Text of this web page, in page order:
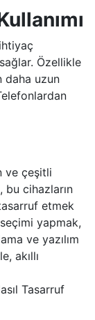
Özellikle
daha uzun
ve çeşitli
bu cihazların
etmek
yapmak,
ve yazılım
akıllı
Tasarruf